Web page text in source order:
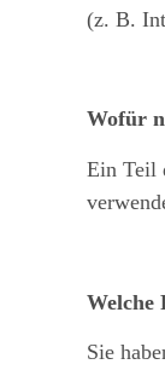
(z. B.
Wofür
Ein Teil
Welche
Sie